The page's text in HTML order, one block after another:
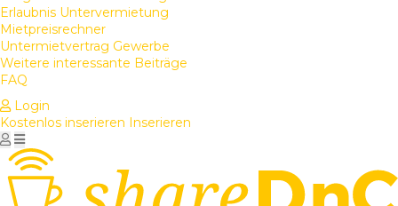
Erlaubnis Untervermietung
Mietpreisrechner
Untermietvertrag Gewerbe
Weitere interessante Beiträge
FAQ
Login
Kostenlos inserieren Inserieren